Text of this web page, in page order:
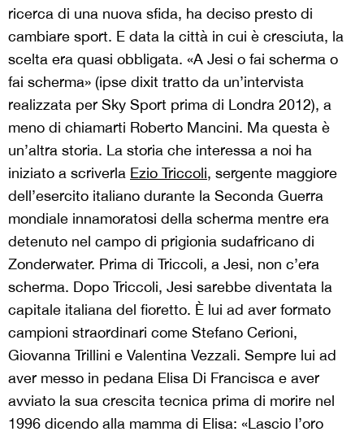
ricerca di una nuova sfida, ha deciso presto di
cambiare sport. E data la città in cui è cresciuta, la
scelta era quasi obbligata. «A Jesi o fai scherma o
fai scherma» (ipse dixit tratto da un’intervista
realizzata per Sky Sport prima di Londra 2012), a
meno di chiamarti Roberto Mancini. Ma questa è
un’altra storia. La storia che interessa a noi ha
iniziato a scriverla Ezio Triccoli, sergente maggiore
dell’esercito italiano durante la Seconda Guerra
mondiale innamoratosi della scherma mentre era
detenuto nel campo di prigionia sudafricano di
Zonderwater. Prima di Triccoli, a Jesi, non c’era
scherma. Dopo Triccoli, Jesi sarebbe diventata la
capitale italiana del fioretto. È lui ad aver formato
campioni straordinari come Stefano Cerioni,
Giovanna Trillini e Valentina Vezzali. Sempre lui ad
aver messo in pedana Elisa Di Francisca e aver
avviato la sua crescita tecnica prima di morire nel
1996 dicendo alla mamma di Elisa: «Lascio l’oro